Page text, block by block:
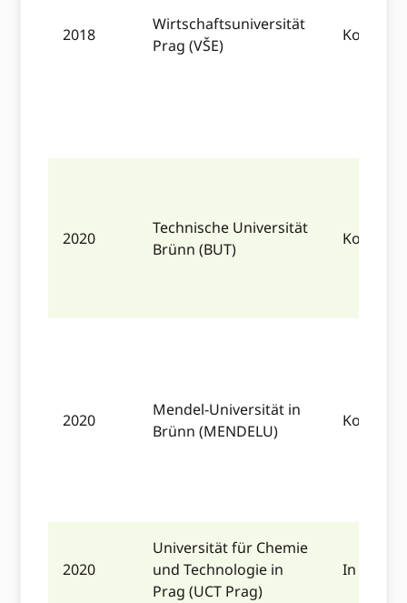
2018
Wirtschaftsuniversität
Prag (VŠE)
Komplett
2020
Technische Universität
Brünn (BUT)
Komplett
2020
Mendel-Universität in
Brünn (MENDELU)
Komplett
2020
Universität für Chemie
und Technologie in
Prag (UCT Prag)
In